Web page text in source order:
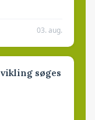
03. aug.
søges